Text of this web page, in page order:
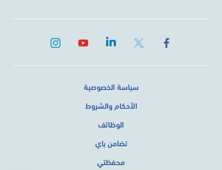
سياسة الخصوصية
الأحكام والشروط
الوظائف
تضامن باي
محفظتي